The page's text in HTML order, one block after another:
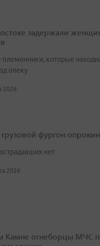
задержали
которые
опеку
2026
фургон
нет
2026
Камне огнеборцы МЧС